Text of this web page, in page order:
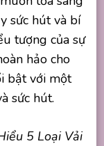
sức hút và bí
tượng của sự
hảo cho
bật với một
sức hút.
5 Loại Vải